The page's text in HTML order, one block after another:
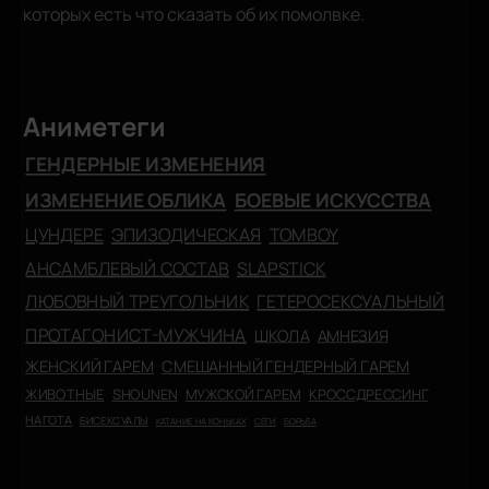
которых есть что сказать об их помолвке.
Аниметеги
ГЕНДЕРНЫЕ ИЗМЕНЕНИЯ
ИЗМЕНЕНИЕ ОБЛИКА БОЕВЫЕ ИСКУССТВА
ЦУНДЕРЕ ЭПИЗОДИЧЕСКАЯ TOMBOY
АНСАМБЛЕВЫЙ СОСТАВ SLAPSTICK
ЛЮБОВНЫЙ ТРЕУГОЛЬНИК ГЕТЕРОСЕКСУАЛЬНЫЙ
ПРОТАГОНИСТ-МУЖЧИНА ШКОЛА АМНЕЗИЯ
ЖЕНСКИЙ ГАРЕМ СМЕШАННЫЙ ГЕНДЕРНЫЙ ГАРЕМ
ЖИВОТНЫЕ SHOUNEN МУЖСКОЙ ГАРЕМ КРОССДРЕССИНГ
НАГОТА БИСЕКСУАЛЫ КАТАНИЕ НА КОНЬКАХ СЁГИ БОРЬБА